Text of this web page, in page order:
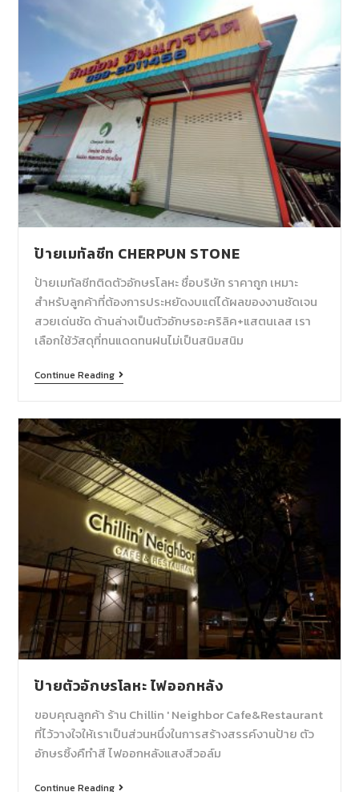
ป้ายเมทัลชีท CHERPUN STONE
ป้ายเมทัลชีทติดตัวอักษรโลหะ ชื่อบริษัท ราคาถูก เหมาะ
สำหรับลูกค้าที่ต้องการประหยัดงบแต่ได้ผลของงานชัดเจน
สวยเด่นชัด ด้านล่างเป็นตัวอักษรอะคริลิค+แสตนเลส เรา
เลือกใช้วัสดุที่ทนแดดทนฝนไม่เป็นสนิมสนิม
Continue Reading
ป้ายตัวอักษรโลหะ ไฟออกหลัง
ขอบคุณลูกค้า ร้าน Chillin ' Neighbor Cafe&Restaurant
ที่ไว้วางใจให้เราเป็นส่วนหนึ่งในการสร้างสรรค์งานป้าย ตัว
อักษรซิ้งคืทำสี ไฟออกหลังแสงสีวอล์ม
Continue Reading